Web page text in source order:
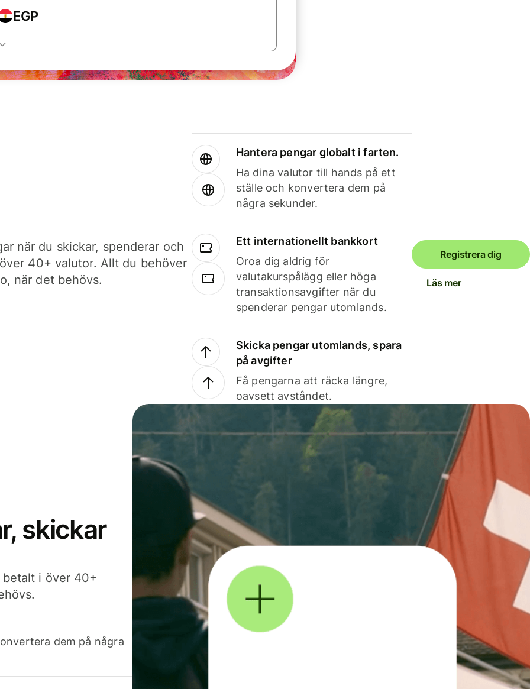
EGP
när du skickar, spenderar och
40+ valutor. Allt du behöver
när det behövs.
Hantera pengar globalt i farten.
Ha dina valutor till hands på ett
ställe och konvertera dem på
några sekunder.
Ett internationellt bankkort
Oroa dig aldrig för
valutakurspålägg eller höga
transaktionsavgifter när du
spenderar pengar utomlands.
Skicka pengar utomlands, spara
på avgifter
Få pengarna att räcka längre,
oavsett avståndet.
Registrera dig
Läs mer
skickar
betalt i över 40+
dem på några